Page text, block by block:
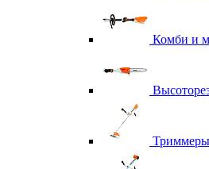
Комби и
Триммеры